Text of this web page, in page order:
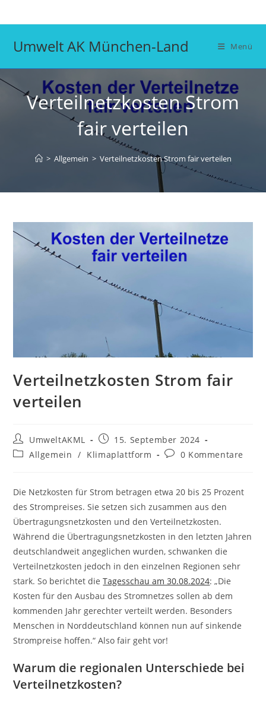
Inhalt
Umwelt AK München-Land Menü
Verteilnetzkosten Strom
fair verteilen
> Allgemein > Verteilnetzkosten Strom fair verteilen
Verteilnetzkosten Strom fair
verteilen
Beitrags-
Autor:
UmweltAKML
Beitrag
veröffentlicht:
15. September 2024
Beitrags-
Allgemein / Klimaplattform
Beitrags-
0 Kommentare
Die Netzkosten für Strom betragen etwa 20 bis 25 Prozent
des Strompreises. Sie setzen sich zusammen aus den
Übertragungsnetzkosten und den Verteilnetzkosten.
Während die Übertragungsnetzkosten in den letzten Jahren
deutschlandweit angeglichen wurden, schwanken die
Verteilnetzkosten jedoch in den einzelnen Regionen sehr
stark. So berichtet dieTagesschau am 30.08.2024: „Die
Kosten für den Ausbau des Stromnetzes sollen ab dem
kommenden Jahr gerechter verteilt werden. Besonders
Menschen in Norddeutschland können nun auf sinkende
Strompreise hoffen.“ Also fair geht vor!
Warum die regionalen Unterschiede bei
Verteilnetzkosten?